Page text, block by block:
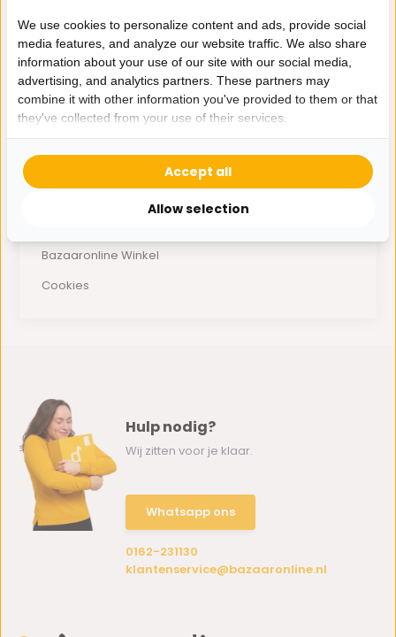
Business (B2B)
Betaalmethoden
Privacy Policy
Algemene voorwaarden
Bazaaronline Winkel
Cookies
Hulp nodig?
Wij zitten voor je klaar.
Whatsapp ons
0162-231130
klantenservice@bazaaronline.nl
We use cookies to personalize content and ads, provide social
media features, and analyze our website traffic. We also share
information about your use of our site with our social media,
advertising, and analytics partners. These partners may
combine it with other information you've provided to them or that
they've collected from your use of their services.
Allow selection
Accept all